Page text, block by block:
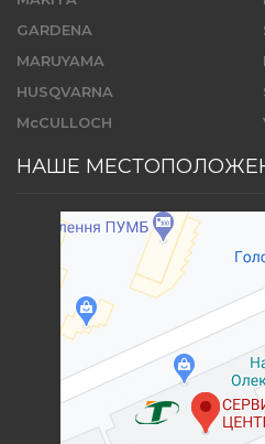
GARDENA
MARUYAMA
HUSQVARNA
McCULLOCH
НАШЕ